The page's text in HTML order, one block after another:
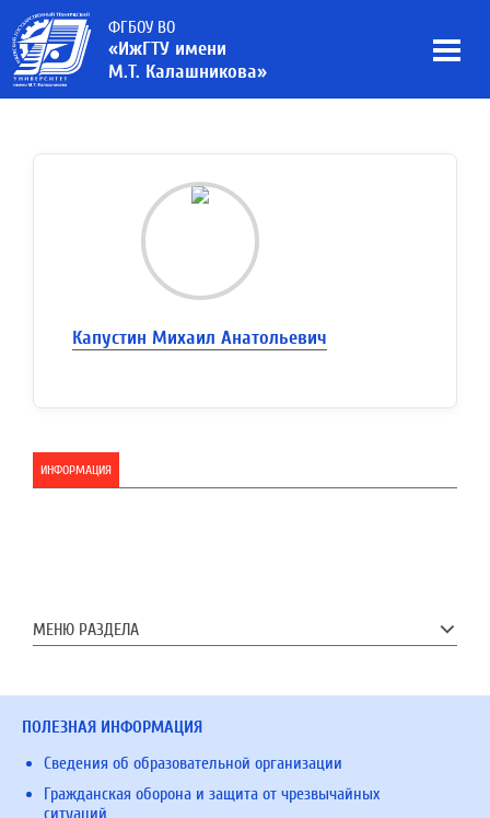
ФГБОУ ВО
«ИжГТУ имени
М.Т. Калашникова»
Капустин Михаил Анатольевич
ИНФОРМАЦИЯ
МЕНЮ РАЗДЕЛА
ПОЛЕЗНАЯ ИНФОРМАЦИЯ
Сведения об образовательной организации
Гражданская оборона и защита от чрезвычайных
ситуаций